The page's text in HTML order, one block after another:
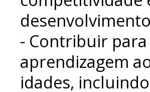
- Contribuir
aprendizagem
idades,